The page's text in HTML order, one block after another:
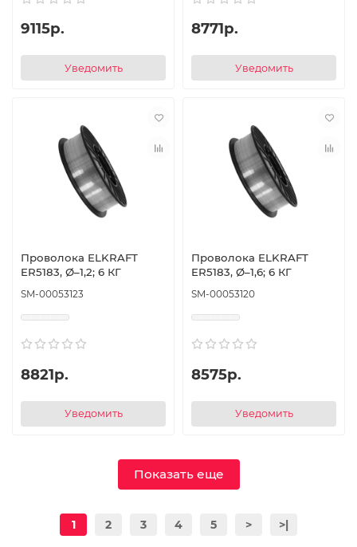
9115р.
Уведомить
8771р.
Уведомить
Проволока ELKRAFT
ER5183, Ø–1,2; 6 КГ
SM-00053123
8821р.
Уведомить
Проволока ELKRAFT
ER5183, Ø–1,6; 6 КГ
SM-00053120
8575р.
Уведомить
Показать еще
1 2 3 4 5 > >|